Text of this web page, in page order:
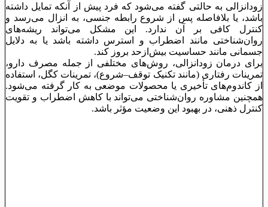
زودانزالی به حالتی گفته می‌شود که فرد پیش از آنکه تمایل داشته
باشد، یا بلافاصله پس از شروع رابطه جنسی، به انزال می‌رسد و
کنترل کافی بر آن ندارد. این مشکل می‌تواند ریشه‌های
روان‌شناختی مانند اضطراب و استرس داشته باشد یا به دلایل
جسمانی مانند حساسیت بیش‌ازحد بروز کند.
برای درمان زودانزالی، روش‌های مختلفی از جمله مصرف دارو،
تمرینات رفتاری (مانند تکنیک توقف–شروع)، تمرینات کگل، استفاده
از کاندوم‌های تأخیری یا محصولات موضعی به کار گرفته می‌شود.
همچنین مشاوره روان‌شناختی می‌تواند با کاهش اضطراب و تقویت
کنترل ذهنی، در بهبود این وضعیت مؤثر باشد.